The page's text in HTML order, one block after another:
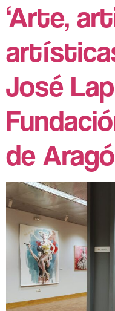
‘Arte,
José
de